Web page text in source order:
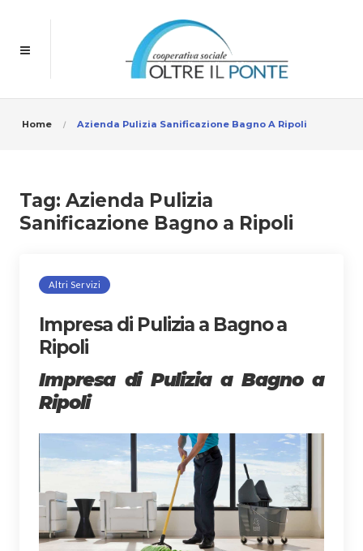
Home Azienda Pulizia Sanificazione Bagno A Ripoli
Tag: Azienda Pulizia
Sanificazione Bagno a Ripoli
Altri Servizi
Impresa di Pulizia a Bagno a
Ripoli
Impresa di Pulizia a Bagno a
Ripoli